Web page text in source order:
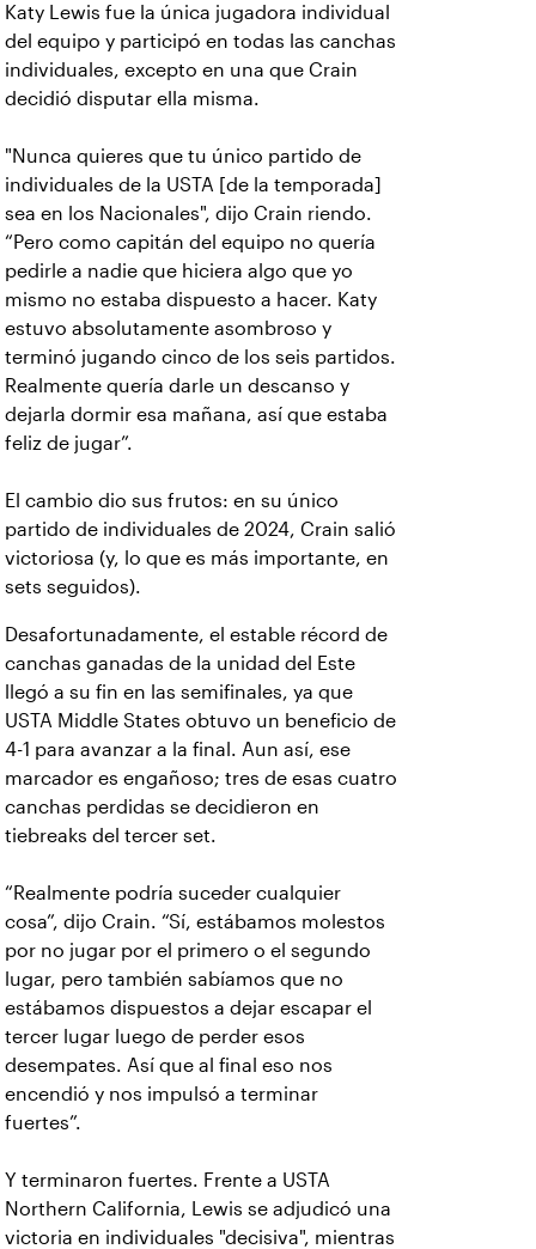
Katy Lewis fue la única jugadora individual
del equipo y participó en todas las canchas
individuales, excepto en una que Crain
decidió disputar ella misma.
"Nunca quieres que tu único partido de
individuales de la USTA [de la temporada]
sea en los Nacionales", dijo Crain riendo.
“Pero como capitán del equipo no quería
pedirle a nadie que hiciera algo que yo
mismo no estaba dispuesto a hacer. Katy
estuvo absolutamente asombroso y
terminó jugando cinco de los seis partidos.
Realmente quería darle un descanso y
dejarla dormir esa mañana, así que estaba
feliz de jugar”.
El cambio dio sus frutos: en su único
partido de individuales de 2024, Crain salió
victoriosa (y, lo que es más importante, en
sets seguidos).
Desafortunadamente, el estable récord de
canchas ganadas de la unidad del Este
llegó a su fin en las semifinales, ya que
USTA Middle States obtuvo un beneficio de
4-1 para avanzar a la final. Aun así, ese
marcador es engañoso; tres de esas cuatro
canchas perdidas se decidieron en
tiebreaks del tercer set.
“Realmente podría suceder cualquier
cosa”, dijo Crain. “Sí, estábamos molestos
por no jugar por el primero o el segundo
lugar, pero también sabíamos que no
estábamos dispuestos a dejar escapar el
tercer lugar luego de perder esos
desempates. Así que al final eso nos
encendió y nos impulsó a terminar
fuertes”.
Y terminaron fuertes. Frente a USTA
Northern California, Lewis se adjudicó una
victoria en individuales "decisiva", mientras